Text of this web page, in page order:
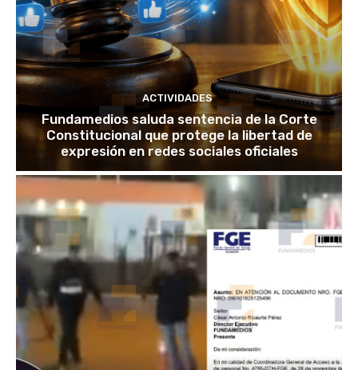
ACTIVIDADES
Fundamedios saluda sentencia de la Corte
Constitucional que protege la libertad de
expresión en redes sociales oficiales